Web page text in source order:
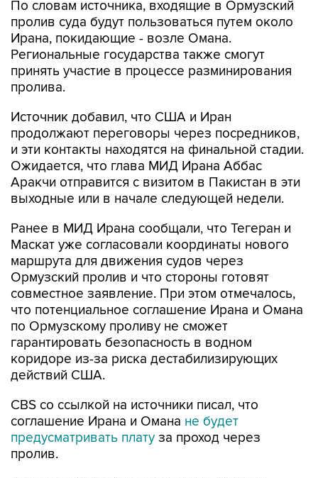
Ирана, покидающие - возле Омана.
Региональные государства также смогут
принять участие в процессе разминирования
пролива.
Источник добавил, что США и Иран
и эти контакты находятся на финальной стадии.
Ожидается, что глава МИД Ирана Аббас
Аракчи отправится с визитом в Пакистан в эти
выходные или в начале следующей недели.
Ранее в МИД Ирана сообщали, что Тегеран и
маршрута для движения судов через
Ормузский пролив и что стороны готовят
совместное заявление. При этом отмечалось,
что потенциальное соглашение Ирана и Омана
по Ормузскому проливу не сможет
гарантировать безопасность в водном
коридоре из-за риска дестабилизирующих
действий США.
CBS со ссылкой на источники писал, что
предусматривать платуза проход через
пролив.
Замглавы МИД Ирана Казем Гарибабади